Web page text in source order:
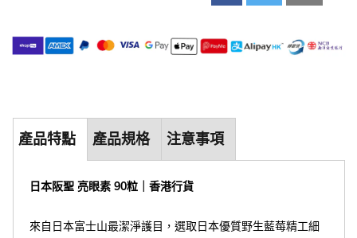
產品特點 產品規格 注意事項
日本阪聖 亮眼素 90粒｜香港行貨
來自日本富士山最潔淨護目，選取日本優質野生藍莓精工細